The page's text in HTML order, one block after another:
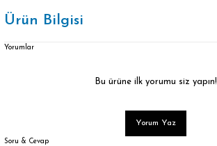
Ürün Bilgisi
Yorumlar
Bu ürüne ilk yorumu siz yapın!
Yorum Yaz
Soru & Cevap